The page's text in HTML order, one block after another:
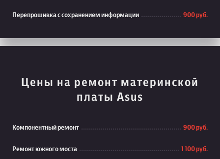
Перепрошивка с сохранением информации 900 руб.
Цены на ремонт материнской
платы Asus
Компонентный ремонт 900 руб.
Ремонт южного моста 1 100 руб.